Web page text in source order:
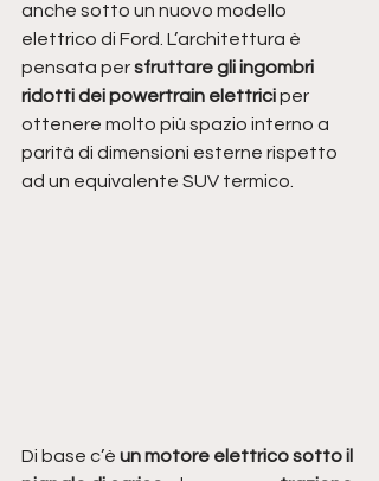
anche sotto un nuovo modello
elettrico di Ford. L’architettura è
pensata per sfruttare gli ingombri
ridotti dei powertrain elettrici per
ottenere molto più spazio interno a
parità di dimensioni esterne rispetto
ad un equivalente SUV termico.
Di base c’è un motore elettrico sotto il